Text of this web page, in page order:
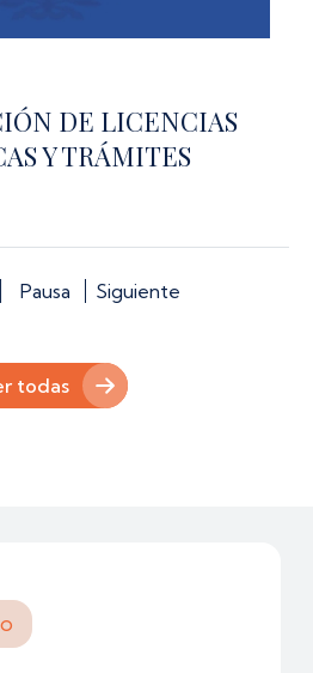
DE LICENCIAS
Y TRÁMITES
Pausa Siguiente
todas